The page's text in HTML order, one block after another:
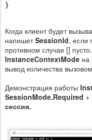
}
Когда клиент будет
напишетSessionId, если
противном случае []
InstanceContextMode на
вывод количества
Демонстрация работы
SessionMode.Required +
сессия.